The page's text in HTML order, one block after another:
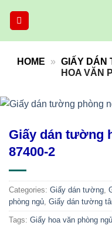
HOME » GIẤY DÁN
HOA VĂN
Giấy dán tường
87400-2
Categories: Giấy dán tường,
phòng ngủ, Giấy dán tường
Tags: Giấy hoa văn phòng ngủ